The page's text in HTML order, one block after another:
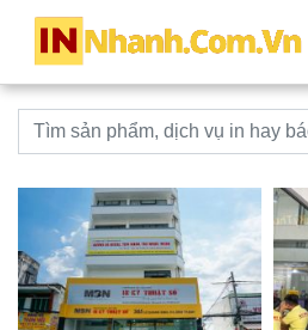
innhanh.com.vn
Từ khoá tìm kiếm